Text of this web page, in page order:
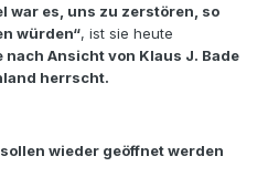
war es, uns zu zerstören, so
würden“, ist sie heute
nach Ansicht von Klaus J. Bade
herrscht.
wieder geöffnet werden